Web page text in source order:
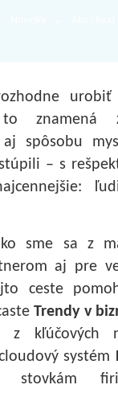
urobiť
znamená
spôsobu
– s
sme sa z
aj pre
ceste
Trendy v
z kľúčových
systém
stovkám